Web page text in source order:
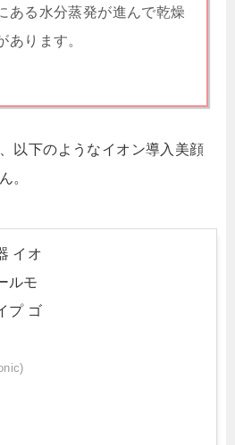
ある水分蒸発が進んで乾燥
あります。
以下のようなイオン導入美顔
。
イオ
ルモ
プ ゴ